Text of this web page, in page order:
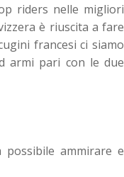
riders nelle migliori
è riuscita a fare
francesi ci siamo
armi pari con le due
ammirare e